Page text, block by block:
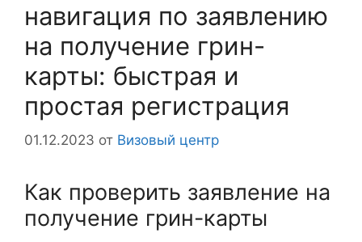
навигация по заявлению
на получение грин-
карты: быстрая и
простая регистрация
01.12.2023 от Визовый центр
Как проверить заявление на
получение грин-карты